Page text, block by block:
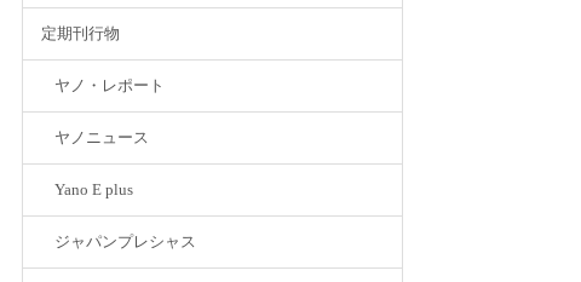
定期刊行物
ヤノ・レポート
ヤノニュース
Yano E plus
ジャパンプレシャス